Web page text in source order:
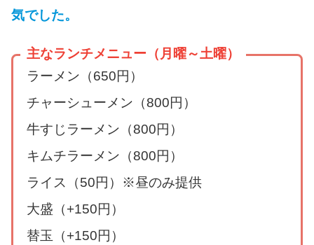
気でした。
主なランチメニュー（月曜～土曜）
ラーメン（650円）
チャーシューメン（800円）
牛すじラーメン（800円）
キムチラーメン（800円）
ライス（50円）※昼のみ提供
大盛（+150円）
替玉（+150円）